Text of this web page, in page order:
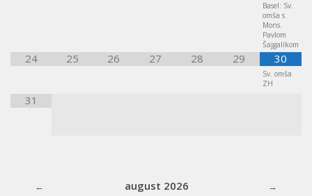
Basel: Sv.
omša s
Mons.
Pavlom
Šajgalíkom
24 25 26 27 28 29 30
Sv. omša
ZH
31
august 2026